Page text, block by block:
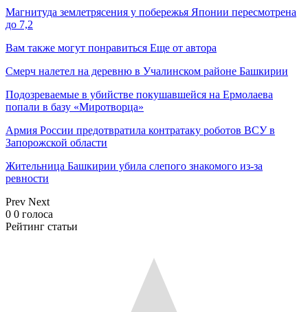
Магнитуда землетрясения у побережья Японии пересмотрена
до 7,2
Вам также могут понравиться Еще от автора
Смерч налетел на деревню в Учалинском районе Башкирии
Подозреваемые в убийстве покушавшейся на Ермолаева
попали в базу «Миротворца»
Армия России предотвратила контратаку роботов ВСУ в
Запорожской области
Жительница Башкирии убила слепого знакомого из-за
ревности
Prev Next
0 0 голоса
Рейтинг статьи